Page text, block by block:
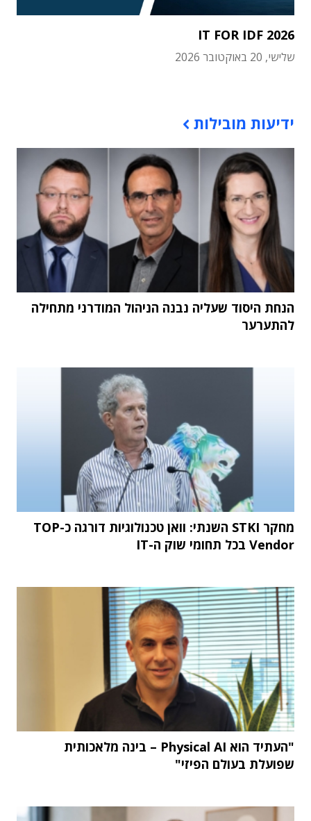
IT FOR IDF 2026
שלישי, 20 באוקטובר 2026
ידיעות מובילות
הנחת היסוד שעליה נבנה הניהול המודרני מתחילה
להתערער
מחקר STKI השנתי: וואן טכנולוגיות דורגה כ-TOP
Vendor בכל תחומי שוק ה-IT
"העתיד הוא Physical AI – בינה מלאכותית
שפועלת בעולם הפיזי"